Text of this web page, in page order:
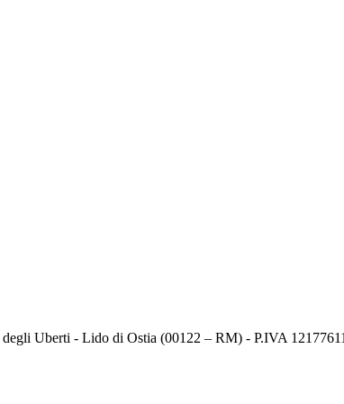
Uberti - Lido di Ostia (00122 – RM) - P.IVA